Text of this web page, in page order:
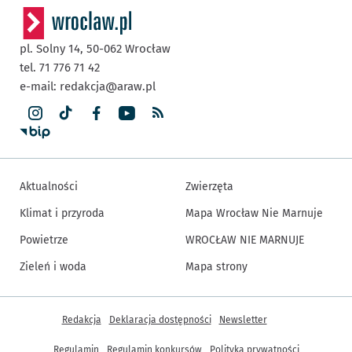
pl. Solny 14, 50-062 Wrocław
tel. 71 776 71 42
e-mail: redakcja@araw.pl
Aktualności
Klimat i przyroda
Powietrze
Zieleń i woda
Zwierzęta
Mapa Wrocław Nie Marnuje
WROCŁAW NIE MARNUJE
Mapa strony
Inne informacje
Redakcja Deklaracja dostępności Newsletter
Regulamin Regulamin konkursów Polityka prywatności